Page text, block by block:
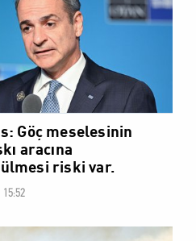
Göç meselesinin
aracına
riski var.
DÜNYA